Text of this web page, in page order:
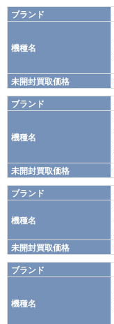
ブランド
機種名
未開封買取価格
ブランド
機種名
未開封買取価格
ブランド
機種名
未開封買取価格
ブランド
機種名